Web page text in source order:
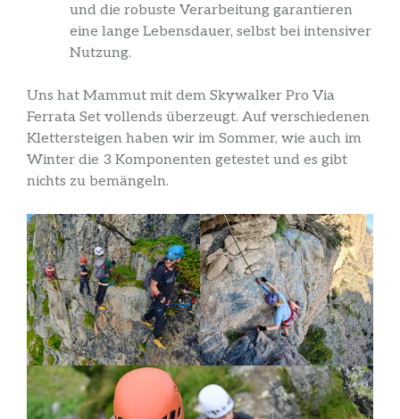
und die robuste Verarbeitung garantieren
eine lange Lebensdauer, selbst bei intensiver
Nutzung.
Uns hat Mammut mit dem Skywalker Pro Via
Ferrata Set vollends überzeugt. Auf verschiedenen
Klettersteigen haben wir im Sommer, wie auch im
Winter die 3 Komponenten getestet und es gibt
nichts zu bemängeln.